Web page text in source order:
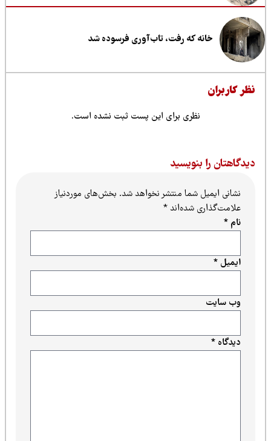
خانه که رفت، تاب‌آوری فرسوده شد
کاربران
نظری برای این پست ثبت نشده است.
را بنویسید
نشانی ایمیل شما منتشر نخواهد شد.بخش‌های موردنیاز
علامت‌گذاری شده‌اند*
دیدگاه*
ایمیل*
وب‌ سایت